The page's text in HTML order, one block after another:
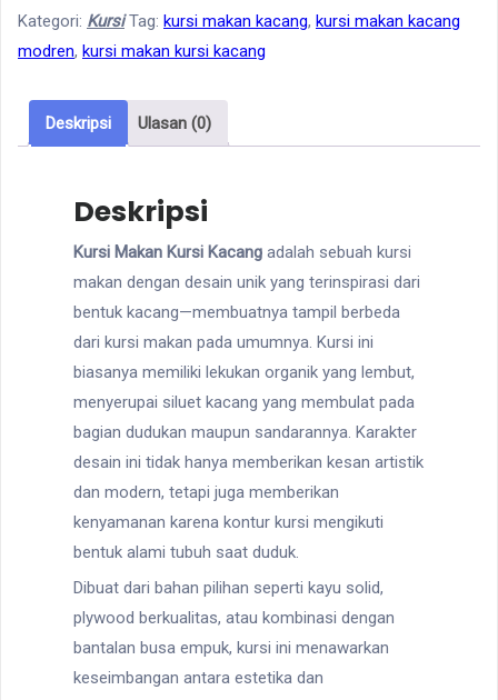
Makan
Kursi
Kategori: Kursi Tag: kursi makan kacang, kursi makan kacang
modren, kursi makan kursi kacang
Deskripsi Ulasan (0)
Deskripsi
Kursi Makan Kursi Kacang adalah sebuah kursi
makan dengan desain unik yang terinspirasi dari
bentuk kacang—membuatnya tampil berbeda
dari kursi makan pada umumnya. Kursi ini
biasanya memiliki lekukan organik yang lembut,
menyerupai siluet kacang yang membulat pada
bagian dudukan maupun sandarannya. Karakter
desain ini tidak hanya memberikan kesan artistik
dan modern, tetapi juga memberikan
kenyamanan karena kontur kursi mengikuti
bentuk alami tubuh saat duduk.
Dibuat dari bahan pilihan seperti kayu solid,
plywood berkualitas, atau kombinasi dengan
bantalan busa empuk, kursi ini menawarkan
keseimbangan antara estetika dan